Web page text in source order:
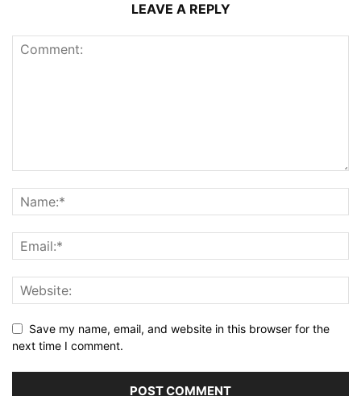
LEAVE A REPLY
Save my name, email, and website in this browser for the
next time I comment.